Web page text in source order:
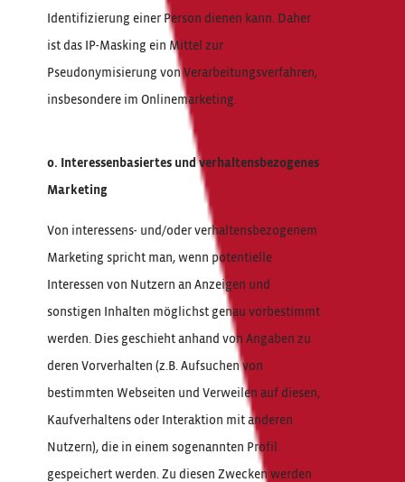
Identifizierung einer Person dienen kann. Daher
ist das IP-Masking ein Mittel zur
Pseudonymisierung von Verarbeitungsverfahren,
insbesondere im Onlinemarketing.
o. Interessenbasiertes und verhaltensbezogenes
Marketing
Von interessens- und/oder verhaltensbezogenem
Marketing spricht man, wenn potentielle
Interessen von Nutzern an Anzeigen und
sonstigen Inhalten möglichst genau vorbestimmt
werden. Dies geschieht anhand von Angaben zu
deren Vorverhalten (z.B. Aufsuchen von
bestimmten Webseiten und Verweilen auf diesen,
Kaufverhaltens oder Interaktion mit anderen
Nutzern), die in einem sogenannten Profil
gespeichert werden. Zu diesen Zwecken werden